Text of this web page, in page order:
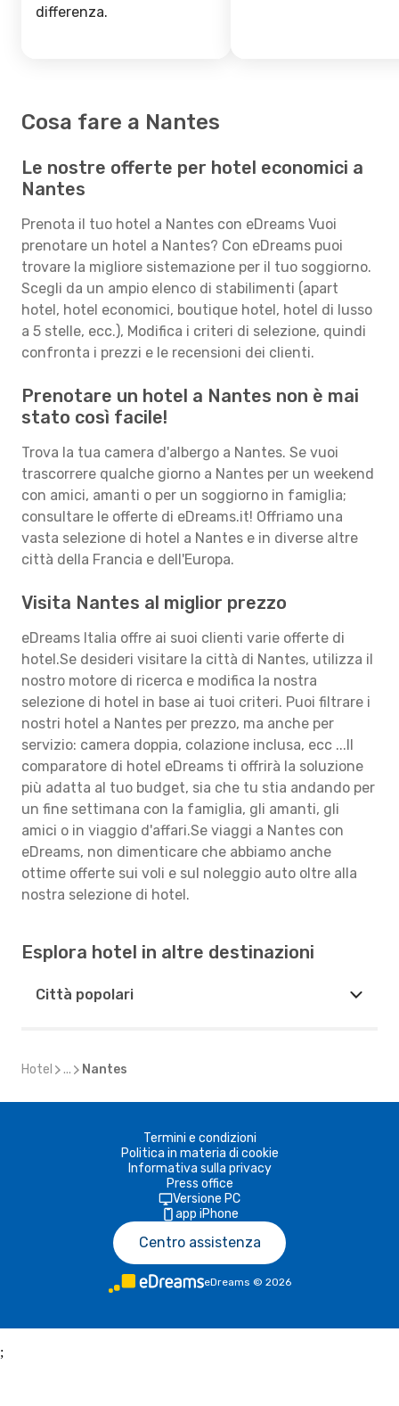
differenza.
Cosa fare a Nantes
Le nostre offerte per hotel economici a
Nantes
Prenota il tuo hotel a Nantes con eDreams Vuoi
prenotare un hotel a Nantes? Con eDreams puoi
trovare la migliore sistemazione per il tuo soggiorno.
Scegli da un ampio elenco di stabilimenti (apart
hotel, hotel economici, boutique hotel, hotel di lusso
a 5 stelle, ecc.), Modifica i criteri di selezione, quindi
confronta i prezzi e le recensioni dei clienti.
Prenotare un hotel a Nantes non è mai
stato così facile!
Trova la tua camera d'albergo a Nantes. Se vuoi
trascorrere qualche giorno a Nantes per un weekend
con amici, amanti o per un soggiorno in famiglia;
consultare le offerte di eDreams.it! Offriamo una
vasta selezione di hotel a Nantes e in diverse altre
città della Francia e dell'Europa.
Visita Nantes al miglior prezzo
eDreams Italia offre ai suoi clienti varie offerte di
hotel.Se desideri visitare la città di Nantes, utilizza il
nostro motore di ricerca e modifica la nostra
selezione di hotel in base ai tuoi criteri. Puoi filtrare i
nostri hotel a Nantes per prezzo, ma anche per
servizio: camera doppia, colazione inclusa, ecc ...Il
comparatore di hotel eDreams ti offrirà la soluzione
più adatta al tuo budget, sia che tu stia andando per
un fine settimana con la famiglia, gli amanti, gli
amici o in viaggio d'affari.Se viaggi a Nantes con
eDreams, non dimenticare che abbiamo anche
ottime offerte sui voli e sul noleggio auto oltre alla
nostra selezione di hotel.
Esplora hotel in altre destinazioni
Città popolari
Hotel ... Nantes
Termini e condizioni
Politica in materia di cookie
Informativa sulla privacy
Press office
Versione PC
app iPhone
Centro assistenza
eDreams © 2026
;